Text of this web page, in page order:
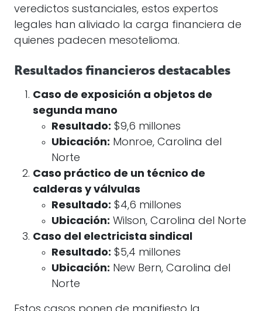
veredictos sustanciales, estos expertos
legales han aliviado la carga financiera de
quienes padecen mesotelioma.
Resultados financieros destacables
Caso de exposición a objetos de
segunda mano
Resultado: $9,6 millones
Ubicación: Monroe, Carolina del
Norte
Caso práctico de un técnico de
calderas y válvulas
Resultado: $4,6 millones
Ubicación: Wilson, Carolina del Norte
Caso del electricista sindical
Resultado: $5,4 millones
Ubicación: New Bern, Carolina del
Norte